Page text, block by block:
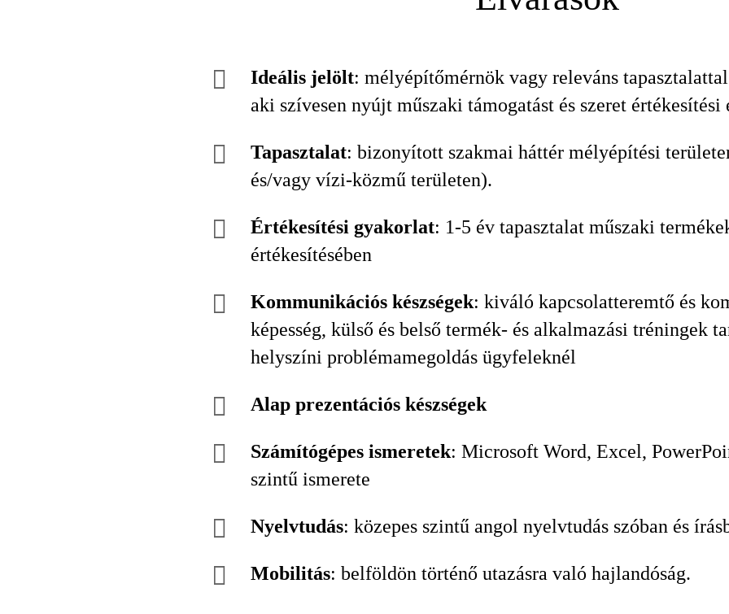
Ideális jelölt: mélyépítőmérnök vagy releváns
aki szívesen nyújt műszaki támogatást és szeret értékesítési
Tapasztalat: bizonyított szakmai háttér mélyépítési
és/vagy vízi-közmű területen).
Értékesítési gyakorlat: 1-5 év tapasztalat műszaki
értékesítésében
Kommunikációs készségek: kiváló kapcsolatteremtő és
képesség, külső és belső termék- és alkalmazási tréningek
helyszíni problémamegoldás ügyfeleknél
Alap prezentációs készségek
Számítógépes ismeretek: Microsoft Word, Excel,
szintű ismerete
Nyelvtudás: közepes szintű angol nyelvtudás szóban és
Mobilitás: belföldön történő utazásra való hajlandóság.